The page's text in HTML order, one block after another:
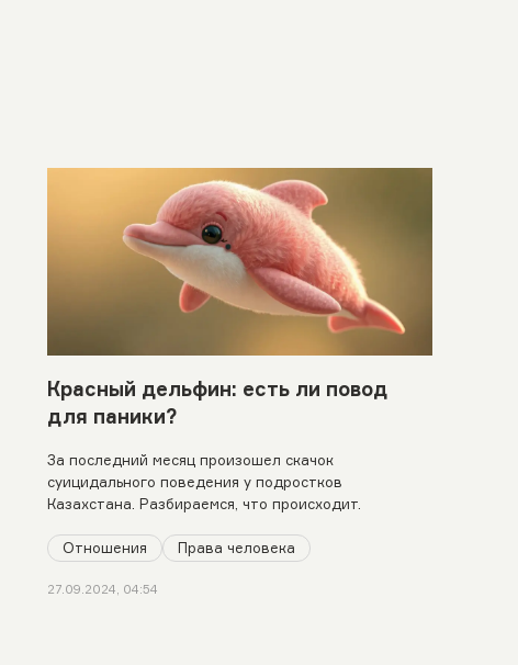
Красный дельфин: есть ли повод
для паники?
За последний месяц произошел скачок
суицидального поведения у подростков
Казахстана. Разбираемся, что происходит.
Отношения Права человека
27.09.2024, 04:54